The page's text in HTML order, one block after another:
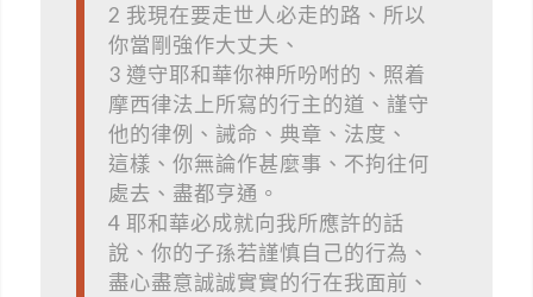
2 我現在要走世人必走的路、所以
你當剛強作大丈夫、
3 遵守耶和華你神所吩咐的、照着
摩西律法上所寫的行主的道、謹守
他的律例、誡命、典章、法度、
這樣、你無論作甚麼事、不拘往何
處去、盡都亨通。
4 耶和華必成就向我所應許的話
說、你的子孫若謹慎自己的行為、
盡心盡意誠誠實實的行在我面前、